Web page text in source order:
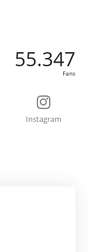
55.347
Fans
Instagram